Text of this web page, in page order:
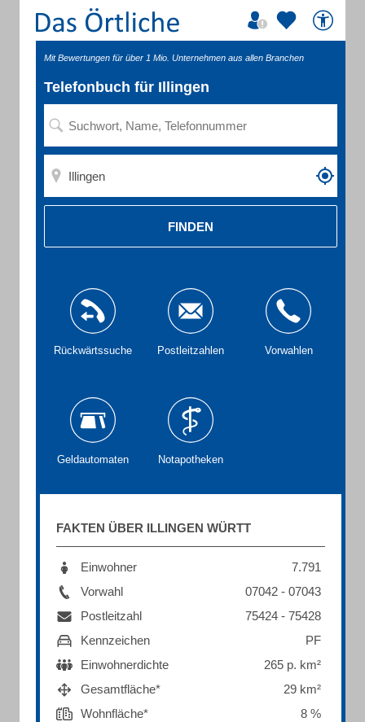
Mit Bewertungen für über 1 Mio. Unternehmen aus allen Branchen
Telefonbuch für Illingen
FINDEN
Rückwärtssuche Postleitzahlen Vorwahlen
Geldautomaten Notapotheken
FAKTEN ÜBER ILLINGEN WÜRTT
Einwohner
7.791
Vorwahl
07042 - 07043
Postleitzahl
75424 - 75428
Kennzeichen
PF
Einwohnerdichte
265 p. km²
Gesamtfläche*
29 km²
Wohnfläche*
8 %